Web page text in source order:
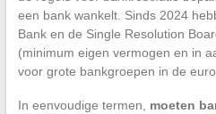
een bank wankelt. Sinds 2024
Bank en de Single Resolution
(minimum eigen vermogen en in
voor grote bankgroepen in de
In eenvoudige termen, moeten